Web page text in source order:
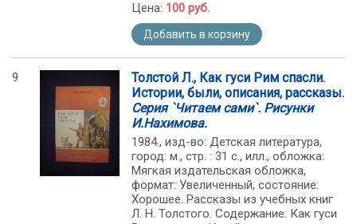
Цена: 100 руб.
Добавить в корзину
9
Толстой Л., Как гуси Рим спасли.
Истории, были, описания, рассказы.
Серия `Читаем сами`. Рисунки
И.Нахимова.
1984., изд-во: Детская литература,
город: м., стр. : 31 с., илл., обложка:
Мягкая издательская обложка,
формат: Увеличенный, состояние:
Хорошее. Рассказы из учебных книг
Л. Н. Толстого. Содержание: Как гуси